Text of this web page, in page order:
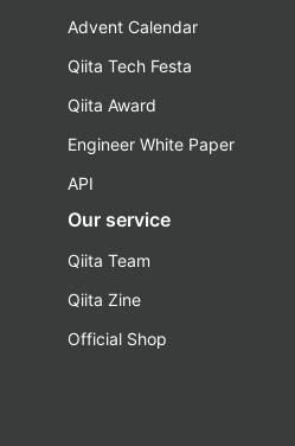
Advent Calendar
Qiita Tech Festa
Qiita Award
Engineer White Paper
API
Our service
Qiita Team
Qiita Zine
Official Shop